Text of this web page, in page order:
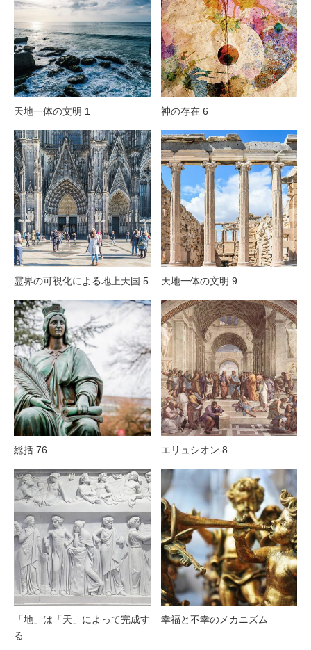
天地一体の文明 1 神の存在 6
霊界の可視化による地上天国 5 天地一体の文明 9
総括 76 エリュシオン 8
「地」は「天」によって完成す
る
幸福と不幸のメカニズム